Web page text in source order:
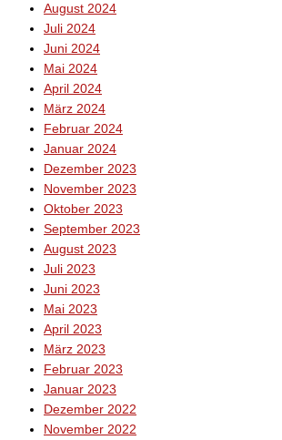
August 2024
Juli 2024
Juni 2024
Mai 2024
April 2024
März 2024
Februar 2024
Januar 2024
Dezember 2023
November 2023
Oktober 2023
September 2023
August 2023
Juli 2023
Juni 2023
Mai 2023
April 2023
März 2023
Februar 2023
Januar 2023
Dezember 2022
November 2022